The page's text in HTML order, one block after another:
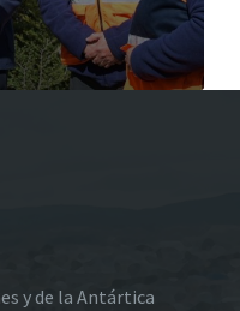
y de la Antártica